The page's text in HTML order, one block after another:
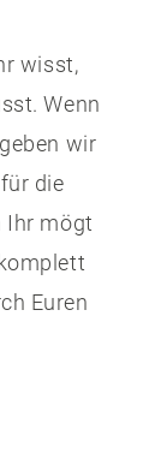
wisst,
Wenn
wir
die
Ihr mögt
Euren